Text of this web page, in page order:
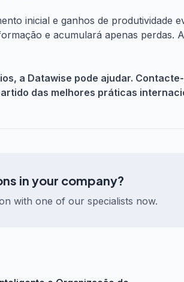
inicial e ganhos de produtividade
e acumulará apenas
a Datawise pode ajudar.
das melhores práticas
in your company?
with one of our specialists now.